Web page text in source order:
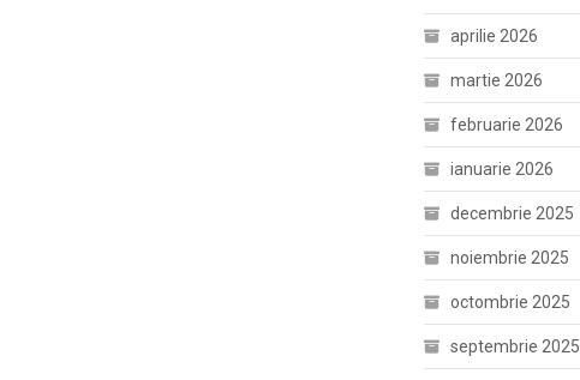
aprilie 2026
martie 2026
februarie 2026
ianuarie 2026
decembrie 2025
noiembrie 2025
octombrie 2025
septembrie 2025